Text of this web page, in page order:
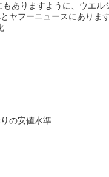
ありますように、ウエル
ヤフーニュースにありま
...
の安値水準